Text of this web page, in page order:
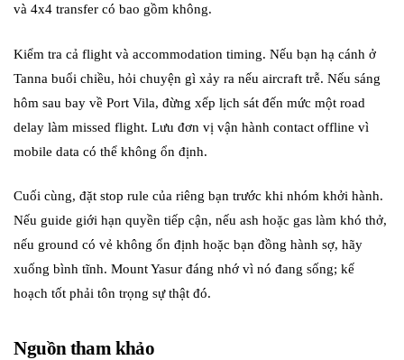
và 4x4 transfer có bao gồm không.
Kiểm tra cả flight và accommodation timing. Nếu bạn hạ cánh ở
Tanna buổi chiều, hỏi chuyện gì xảy ra nếu aircraft trễ. Nếu sáng
hôm sau bay về Port Vila, đừng xếp lịch sát đến mức một road
delay làm missed flight. Lưu đơn vị vận hành contact offline vì
mobile data có thể không ổn định.
Cuối cùng, đặt stop rule của riêng bạn trước khi nhóm khởi hành.
Nếu guide giới hạn quyền tiếp cận, nếu ash hoặc gas làm khó thở,
nếu ground có vẻ không ổn định hoặc bạn đồng hành sợ, hãy
xuống bình tĩnh. Mount Yasur đáng nhớ vì nó đang sống; kế
hoạch tốt phải tôn trọng sự thật đó.
Nguồn tham khảo